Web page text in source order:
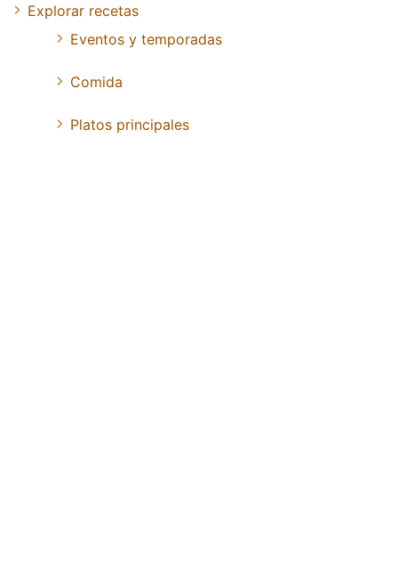
Explorar recetas
Eventos y temporadas
Comida
Platos principales